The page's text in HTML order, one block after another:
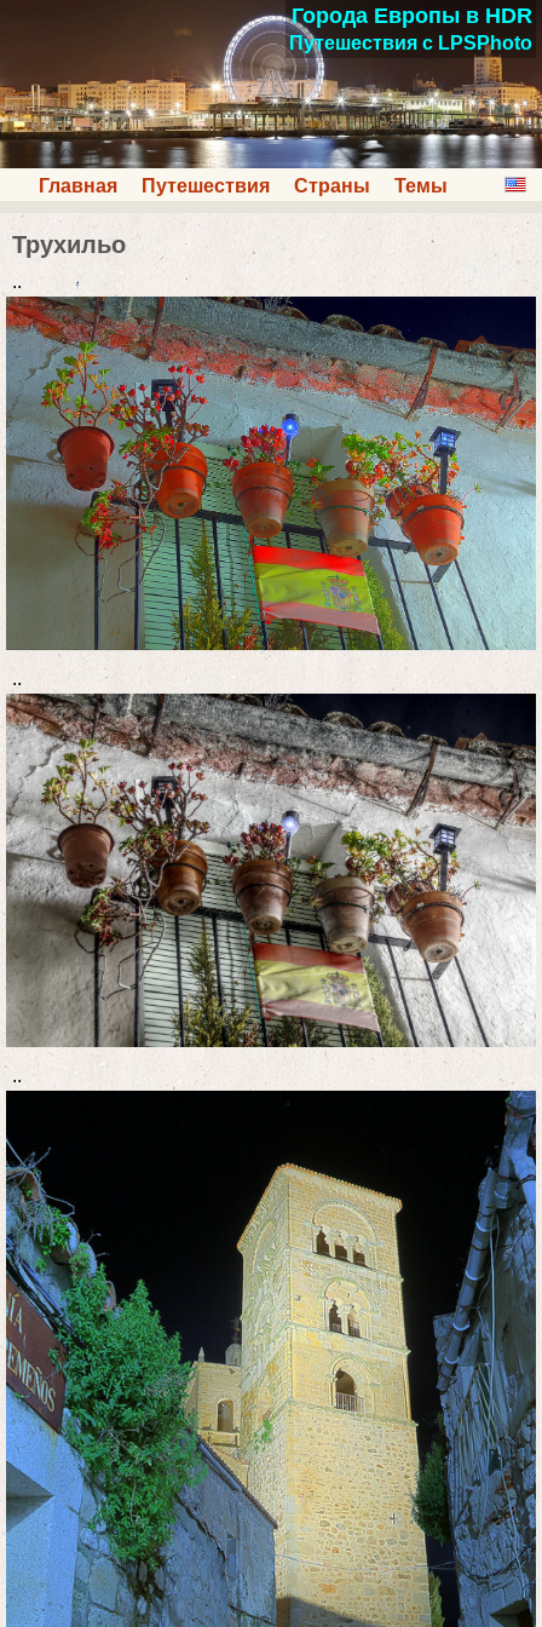
Города Европы в HDR
Путешествия с LPSPhoto
Главная Путешествия Страны Темы
Трухильо
..
..
..